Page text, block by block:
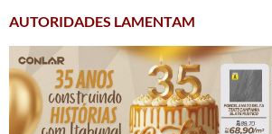
AUTORIDADES LAMENTAM